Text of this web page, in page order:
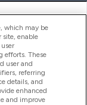
which may be
site, enable
efforts. These
user and
referring
details, and
enhanced
and improve